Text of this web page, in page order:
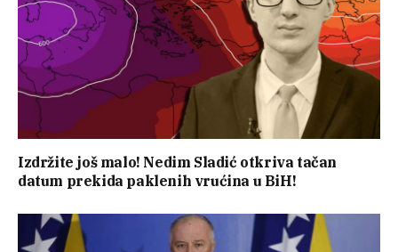
Izdržite još malo! Nedim Sladić otkriva tačan
datum prekida paklenih vrućina u BiH!